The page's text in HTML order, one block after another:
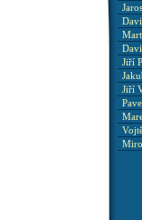
Jiří
Jiří